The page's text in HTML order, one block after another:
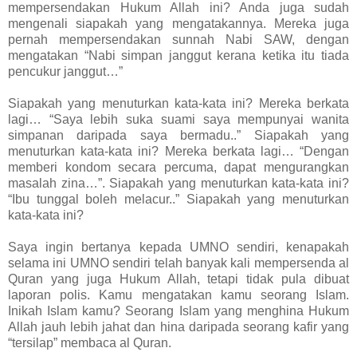
mempersendakan Hukum Allah ini? Anda juga sudah
mengenali siapakah yang mengatakannya. Mereka juga
pernah mempersendakan sunnah Nabi SAW, dengan
mengatakan “Nabi simpan janggut kerana ketika itu tiada
pencukur janggut…”
Siapakah yang menuturkan kata-kata ini? Mereka berkata
lagi… “Saya lebih suka suami saya mempunyai wanita
simpanan daripada saya bermadu..” Siapakah yang
menuturkan kata-kata ini? Mereka berkata lagi… “Dengan
memberi kondom secara percuma, dapat mengurangkan
masalah zina…”. Siapakah yang menuturkan kata-kata ini?
“Ibu tunggal boleh melacur..” Siapakah yang menuturkan
kata-kata ini?
Saya ingin bertanya kepada UMNO sendiri, kenapakah
selama ini UMNO sendiri telah banyak kali mempersenda al
Quran yang juga Hukum Allah, tetapi tidak pula dibuat
laporan polis. Kamu mengatakan kamu seorang Islam.
Inikah Islam kamu? Seorang Islam yang menghina Hukum
Allah jauh lebih jahat dan hina daripada seorang kafir yang
“tersilap” membaca al Quran.